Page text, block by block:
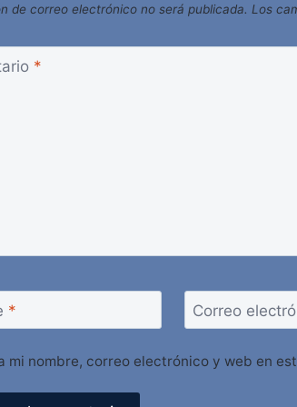
de correo electrónico no será publicada. Los
*
* Correo
mi nombre, correo electrónico y web en